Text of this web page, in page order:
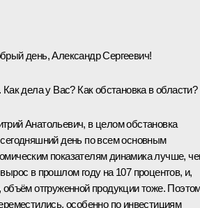
день, Александр Сергеевич!
дела у Вас? Как обстановка в области?
Анатольевич, в целом обстановка
день по всем основным
показателям динамика лучше,
в прошлом году на 107 процентов, и,
объём отгруженной продукции тоже.
особенно по инвестициям